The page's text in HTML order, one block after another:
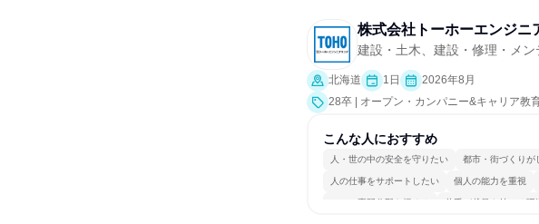
株式会社トーホーエンジニ
建設・土木、建設・修理・メン
北海道 1日
2026年8月
28卒 | オープン・カンパニー&キャリア教
こんな人におすすめ
人・世の中の安全を守りたい 都市・街づくりが
人の仕事をサポートしたい 個人の能力を重視
一つの専門分野を極める 若手が裁量を持てる環